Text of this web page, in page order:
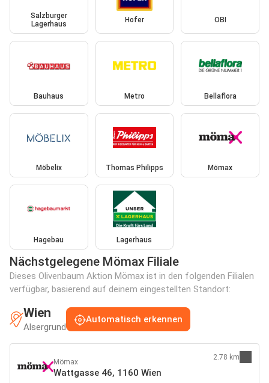
Salzburger
Lagerhaus
Hofer OBI
Bauhaus Metro Bellaflora
Möbelix Thomas Philipps Mömax
Hagebau Lagerhaus
Nächstgelegene Mömax Filiale
Dieses Olivenbaum Aktion Mömax ist in den folgenden Filialen
verfügbar, basierend auf deinem eingestellten Standort:
Wien
Alsergrund
Automatisch erkennen
Mömax
Wattgasse 46, 1160 Wien
2.78 km